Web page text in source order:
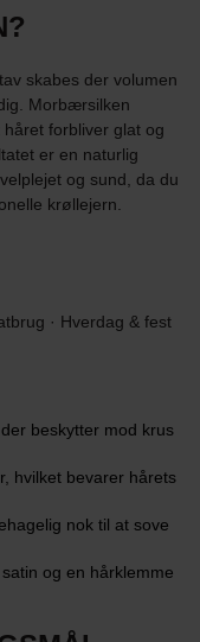
skabes der volumen
Morbærsilken
forbliver glat og
er en naturlig
og sund, da du
krøllejern.
· Hverdag & fest
beskytter mod krus
hvilket bevarer hårets
nok til at sove
og en hårklemme